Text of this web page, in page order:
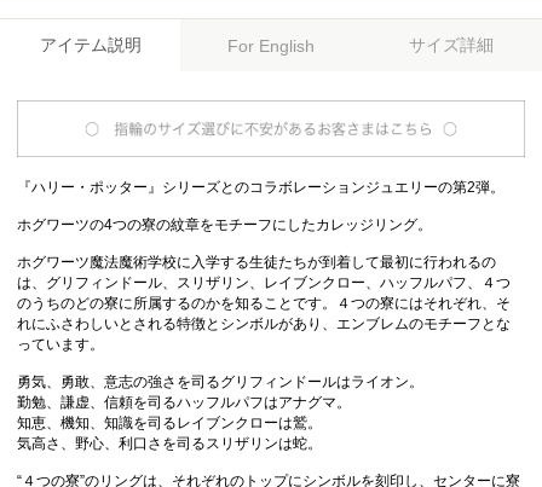
アイテム説明 For English サイズ詳細
『ハリー・ポッター』シリーズとのコラボレーションジュエリーの第2弾。
ホグワーツの4つの寮の紋章をモチーフにしたカレッジリング。
ホグワーツ魔法魔術学校に入学する生徒たちが到着して最初に行われるの
は、グリフィンドール、スリザリン、レイブンクロー、ハッフルパフ、４つ
のうちのどの寮に所属するのかを知ることです。４つの寮にはそれぞれ、そ
れにふさわしいとされる特徴とシンボルがあり、エンブレムのモチーフとな
っています。
勇気、勇敢、意志の強さを司るグリフィンドールはライオン。
勤勉、謙虚、信頼を司るハッフルパフはアナグマ。
知恵、機知、知識を司るレイブンクローは鷲。
気高さ、野心、利口さを司るスリザリンは蛇。
“４つの寮”のリングは、それぞれのトップにシンボルを刻印し、センターに寮